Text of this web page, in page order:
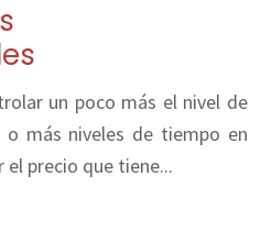
un poco más el nivel de
más niveles de tiempo en
precio que tiene...